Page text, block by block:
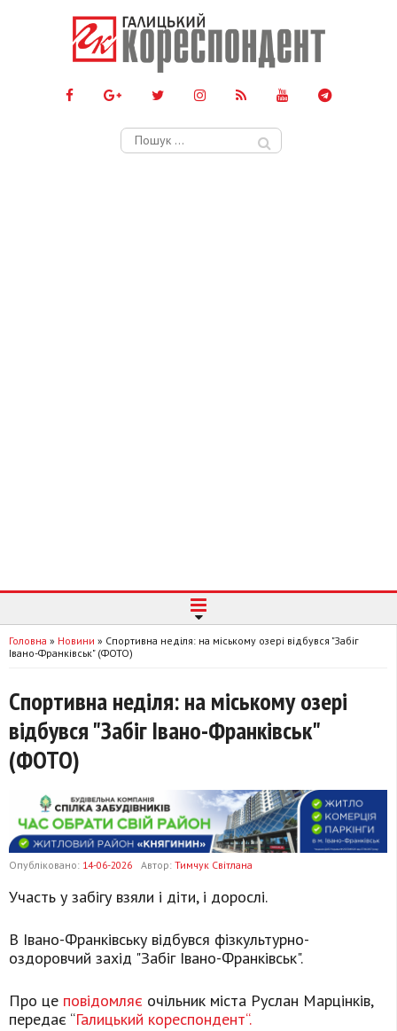
Пошук:
Головна » Новини » Спортивна неділя: на міському озері відбувся "Забіг
Івано-Франківськ" (ФОТО)
Спортивна неділя: на міському озері
відбувся "Забіг Івано-Франківськ"
(ФОТО)
Опубліковано: 14-06-2026 Автор: Тимчук Світлана
Участь у забігу взяли і діти, і дорослі.
В Івано-Франківську відбувся фізкультурно-
оздоровчий захід "Забіг Івано-Франківськ".
Про це повідомляє очільник міста Руслан Марцінків,
передає “Галицький кореспондент“.